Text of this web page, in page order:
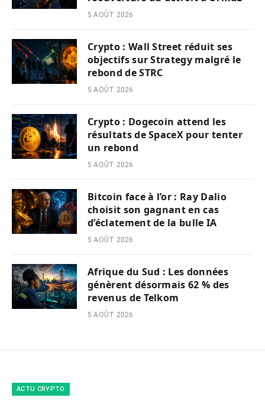
5 AOÛT 2026
Crypto : Wall Street réduit ses
objectifs sur Strategy malgré le
rebond de STRC
5 AOÛT 2026
Crypto : Dogecoin attend les
résultats de SpaceX pour tenter
un rebond
5 AOÛT 2026
Bitcoin face à l’or : Ray Dalio
choisit son gagnant en cas
d’éclatement de la bulle IA
5 AOÛT 2026
Afrique du Sud : Les données
génèrent désormais 62 % des
revenus de Telkom
5 AOÛT 2026
ACTU CRYPTO